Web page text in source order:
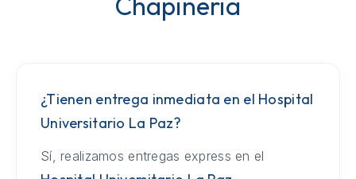
¿Tienen entrega inmediata en el Hospital
Universitario La Paz?
Sí, realizamos entregas express en el